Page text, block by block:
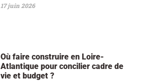
17 juin 2026
Où faire construire en Loire-
Atlantique pour concilier cadre de
vie et budget ?